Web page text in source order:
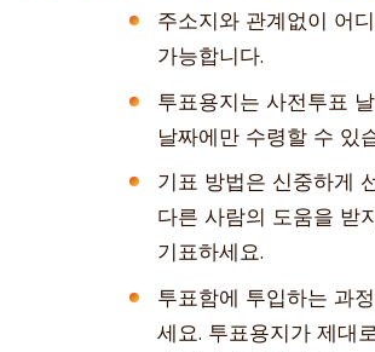
주소지와 관계없이 어
가능합니다.
투표용지는 사전투표
날짜에만 수령할 수 있
기표 방법은 신중하게
다른 사람의 도움을 받
기표하세요.
투표함에 투입하는 과
세요. 투표용지가 제대